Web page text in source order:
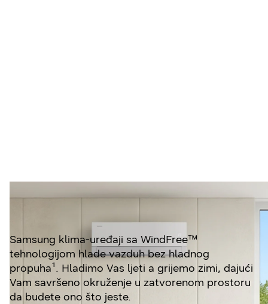
Samsung klima-uređaji sa WindFree™
tehnologijom hlade vazduh bez hladnog
propuha¹. Hladimo Vas ljeti a grijemo zimi, dajući
Vam savršeno okruženje u zatvorenom prostoru
da budete ono što jeste.